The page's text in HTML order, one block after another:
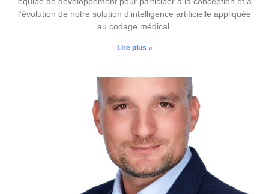
l’évolution de notre solution d’intelligence artificielle appliquée
au codage médical.
Lire plus »